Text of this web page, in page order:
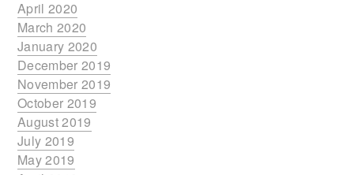
April 2020
March 2020
January 2020
December 2019
November 2019
October 2019
August 2019
July 2019
May 2019